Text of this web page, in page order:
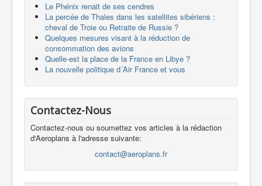
Le Phénix renait de ses cendres
La percée de Thales dans les satellites sibériens :
cheval de Troie ou Retraite de Russie ?
Quelques mesures visant à la réduction de
consommation des avions
Quelle-est la place de la France en Libye ?
La nouvelle politique d´Air France et vous
Contactez-Nous
Contactez-nous ou soumettez vos articles à la rédaction
d'Aeroplans à l'adresse suivante:
contact@aeroplans.fr